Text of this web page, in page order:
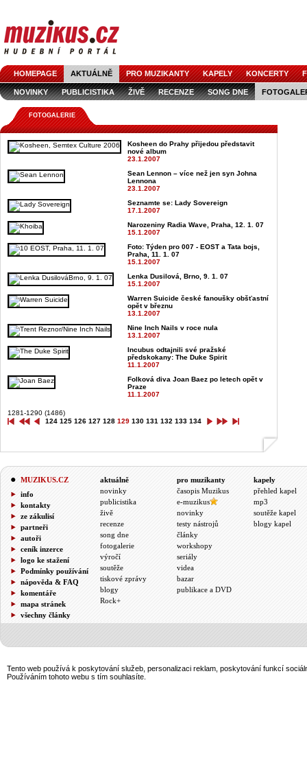
HOMEPAGE AKTUÁLNĚ PRO MUZIKANTY KAPELY KONCERTY
NOVINKY PUBLICISTIKA ŽIVĚ RECENZE SONG DNE
FOTOGALERIE
Kosheen do Prahy přijedou představit
nové album
23.1.2007
Sean Lennon – více než jen syn Johna
Lennona
23.1.2007
Seznamte se: Lady Sovereign
17.1.2007
Narozeniny Radia Wave, Praha, 12. 1. 07
15.1.2007
Foto: Týden pro 007 - EOST a Tata bojs,
Praha, 11. 1. 07
15.1.2007
Lenka Dusilová, Brno, 9. 1. 07
15.1.2007
Warren Suicide české fanoušky obšťastní
opět v březnu
13.1.2007
Nine Inch Nails v roce nula
13.1.2007
Incubus odtajnili své pražské
předskokany: The Duke Spirit
11.1.2007
Folková diva Joan Baez po letech opět v
Praze
11.1.2007
1281-1290 (1486)
124 125 126 127 128 129 130 131 132 133 134
MUZIKUS.CZ
info
kontakty
ze zákulisí
partneři
autoři
ceník inzerce
logo ke stažení
Podmínky používání
nápověda & FAQ
komentáře
mapa stránek
všechny články
aktuálně
novinky
publicistika
živě
recenze
song dne
fotogalerie
výročí
soutěže
tiskové zprávy
blogy
Rock+
pro muzikanty
časopis Muzikus
e-muzikus
novinky
testy nástrojů
články
workshopy
seriály
videa
bazar
publikace a DVD
kapely
přehled kapel
mp3
soutěže kapel
blogy kapel
Tento web používá k poskytování služeb, personalizaci reklam, poskytování funkcí
Používáním tohoto webu s tím souhlasíte.